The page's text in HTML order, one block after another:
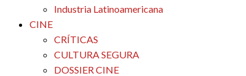
Industria Latinoamericana
CINE
CRÍTICAS
CULTURA SEGURA
DOSSIER CINE